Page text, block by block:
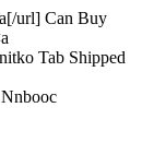
url] Can Buy
Tab Shipped